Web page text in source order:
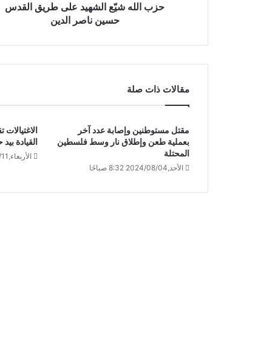
حزب الله شيّع الشهيد على طريق القدس
حسين ناصر الدين
مقالات ذات صلة
مقتل مستوطنين وإصابة عدد آخر
بعملية طعن وإطلاق نار وسط فلسطين
المحتلة
الأحد,2024/08/04 8:32 صباحًا
القيادة
الأربعاء,2024/12/11 10:01 صباحًا